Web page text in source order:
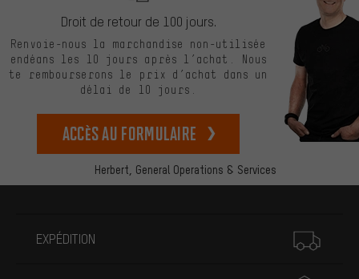
Herbert, General Operations & Services
Droit de retour de 100 jours.
Renvoie-nous la marchandise non-utilisée
endéans les 10 jours après l’achat. Nous
te rembourserons le prix d’achat dans un
délai de 10 jours.
Accès au formulaire
EXPÉDITION